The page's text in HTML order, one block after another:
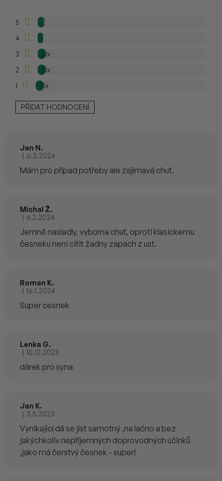
5
7x
4
1x
3
0x
2
0x
1
0x
PŘIDAT HODNOCENÍ
Jan N.
Hodnocení produktu je 5 z 5 hvězdiček.
| 6.3.2024
Mám pro případ potřeby ale zajímavá chuť.
Michal Ž.
Hodnocení produktu je 5 z 5 hvězdiček.
| 4.2.2024
Jemně nasladly, vyborna chuť, oproti klasickemu
česneku neni citit žadny zapach z ust.
Roman K.
Hodnocení produktu je 5 z 5 hvězdiček.
| 16.1.2024
Super cesnek
Lenka G.
Hodnocení produktu je 5 z 5 hvězdiček.
| 10.12.2023
dárek pro syna
Jan K.
Hodnocení produktu je 4 z 5 hvězdiček.
| 3.5.2023
Vynikající dá se jíst samotný ,na lačno a bez
jakýchkoliv nepříjemných doprovodných účinků
,jako má čerstvý česnek - super!